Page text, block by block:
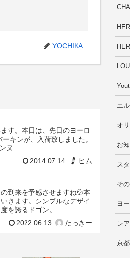
YOCHIKA
す。本日は、先日のヨーロ
キンが、入荷致しました。
ヌ
2014.07.14
ヒム
到来を予感させますね💦本
きます。シンプルなデザイ
を誇るドゴン。
2022.06.13
たっきー
エ
オ
お
ス
そ
ヨ
レ
京